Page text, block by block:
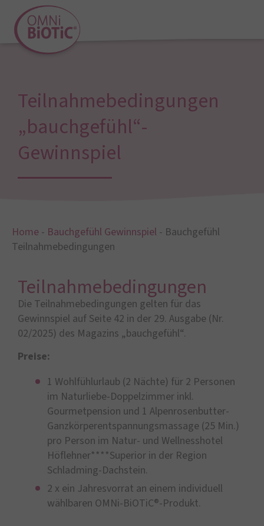
Teilnahmebedingungen
„bauchgefühl“-
Gewinnspiel
Home - Bauchgefühl Gewinnspiel - Bauchgefühl
Teilnahmebedingungen
Teilnahmebedingungen
Die Teilnahmebedingungen gelten für das
Gewinnspiel auf Seite 42 in der 29. Ausgabe (Nr.
02/2025) des Magazins „bauchgefühl“.
Preise:
1 Wohlfühlurlaub (2 Nächte) für 2 Personen
im Naturliebe-Doppelzimmer inkl.
Gourmetpension und 1 Alpenrosenbutter-
Ganzkörperentspannungsmassage (25 Min.)
pro Person im Natur- und Wellnesshotel
Höflehner****Superior in der Region
Schladming-Dachstein.
2 x ein Jahresvorrat an einem individuell
wählbaren OMNi-BiOTiC®-Produkt.